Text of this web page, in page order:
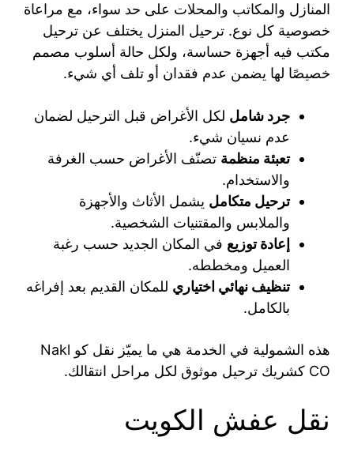
المنازل والمكاتب والمحلات على حد سواء، مع مراعاة
خصوصية كل نوع. ترحيل المنزل يختلف عن ترحيل
مكتب فيه أجهزة حساسة، ولكل حالة أسلوب مصمم
خصيصًا لها يضمن عدم فقدان أو تلف أي شيء.
جرد شامل لكل الأغراض قبل الترحيل لضمان
عدم نسيان شيء.
تعبئة منظمة تصنّف الأغراض حسب الغرفة
والاستخدام.
ترحيل متكامل يشمل الأثاث والأجهزة
والملابس والمقتنيات الشخصية.
إعادة توزيع في المكان الجديد حسب رغبة
العميل ومخططه.
تنظيف نهائي اختياري للمكان القديم بعد إفراغه
بالكامل.
هذه الشمولية في الخدمة هي ما يميّز نقل كو Nakl
CO كشريك ترحيل موثوق لكل مراحل انتقالك.
نقل عفش الكويت